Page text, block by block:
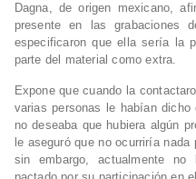
Dagna, de origen mexicano,
presente en las grabaciones
especificaron que ella sería la
parte del material como extra.
Expone que cuando la
varias personas le habían
no deseaba que hubiera algún
le aseguró que no ocurriría
sin embargo, actualmente